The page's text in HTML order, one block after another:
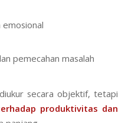
pemecahan masalah
secara objektif, tetapi
produktivitas dan